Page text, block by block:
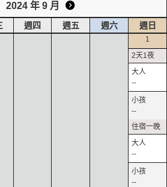
2024 年 9 月
週四 週五 週六 週日
1
--
--
--
--